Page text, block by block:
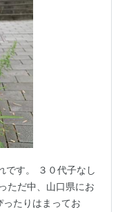
です。 ３０代子なし
ただ中、山口県にお
たりはまってお